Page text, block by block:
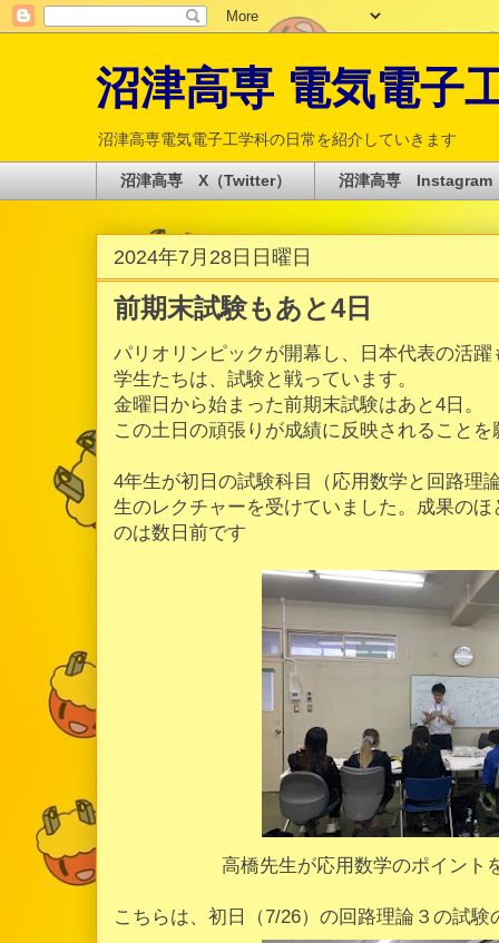
沼津高専 電気電子
沼津高専電気電子工学科の日常を紹介していきます
沼津高専 X（Twitter） 沼津高専 Instagram
2024年7月28日日曜日
前期末試験もあと4日
パリオリンピックが開幕し、日本代表の活
学生たちは、試験と戦っています。
金曜日から始まった前期末試験はあと4日。
この土日の頑張りが成績に反映されること
4年生が初日の試験科目（応用数学と回路理
生のレクチャーを受けていました。成果の
のは数日前です
高橋先生が応用数学のポイント
こちらは、初日（7/26）の回路理論３の試験